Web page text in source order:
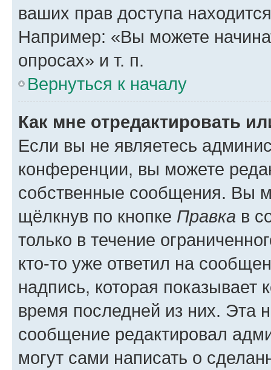
ваших прав доступа
Например: «Вы можете
опросах» и т. п.
Вернуться к началу
Как мне отредактировать
Если вы не являетесь
конференции, вы можете
собственные сообщения. Вы
щёлкнув по кнопке Правка в
только в течение
кто-то уже ответил на
надпись, которая показывает
время последней из них. Эта
сообщение редактировал
могут сами написать о